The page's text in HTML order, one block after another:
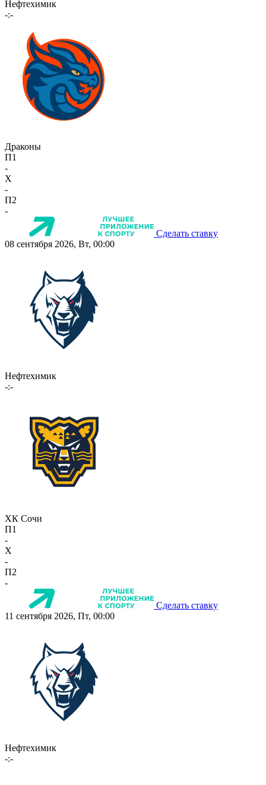
Нефтехимик
-:-
Драконы
П1
-
X
-
П2
-
Сделать ставку
08 сентября 2026, Вт, 00:00
Нефтехимик
-:-
ХК Сочи
П1
-
X
-
П2
-
Сделать ставку
11 сентября 2026, Пт, 00:00
Нефтехимик
-:-